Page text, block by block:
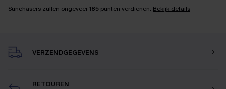
Sunchasers zullen ongeveer185 punten verdienen. Bekijk details
VERZENDGEGEVENS
RETOUREN